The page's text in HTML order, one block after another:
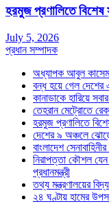
হরমুজ প্রণালিতে বিশেষ
July 5, 2026
প্রধান সম্পাদক
অধ্যাপক আবুল
বন্ধ হয়ে গেল দেশের
কানাডাকে হারিয়ে
তেহরান মেট্রোতে
হরমুজ প্রণালিতে
দেশের ৯ অঞ্চলে
বাংলাদেশ
নিরাপত্তা কৌশল
প্রধানমন্ত্রী
তথ্য মন্ত্রণালয়ের
২৪ ঘণ্টায় হামের